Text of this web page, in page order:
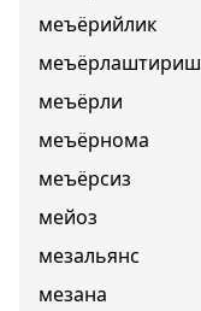
меъёрийлик
меъёрлаштириш
меъёрли
меъёрнома
меъёрсиз
мейоз
мезальянс
мезана